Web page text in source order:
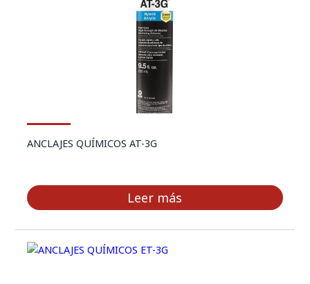
ANCLAJES QUÍMICOS AT-3G
Leer más